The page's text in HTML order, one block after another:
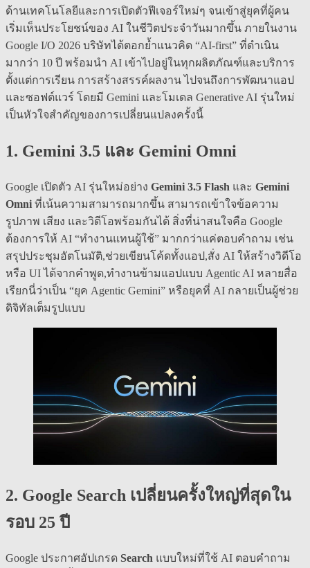
ด้านเทคโนโลยีและการเปิดตัวฟีเจอร์ใหม่ๆ จนเข้าสู่ยุคที่ผู้คน
เริ่มเห็นประโยชน์ของ AI ในชีวิตประจำวันมากขึ้น ภายในงาน
Google I/O 2026 บริษัทได้ตอกย้ำแนวคิด “AI-first” ที่ดำเนิน
มากว่า 10 ปี พร้อมนำ AI เข้าไปอยู่ในทุกผลิตภัณฑ์และบริการ
ตั้งแต่การเรียน การสร้างสรรค์ผลงาน ไปจนถึงการพัฒนาแอป
และซอฟต์แวร์ โดยมี Gemini และโมเดล Generative AI รุ่นใหม่
เป็นหัวใจสำคัญของการเปลี่ยนแปลงครั้งนี้
1. Gemini 3.5 และ Gemini Omni
Google เปิดตัว AI รุ่นใหม่อย่าง Gemini 3.5 Flash และ Gemini
Omni ที่เน้นความสามารถมากขึ้น สามารถเข้าใจข้อความ
รูปภาพ เสียง และวิดีโอพร้อมกันได้ สิ่งที่น่าสนใจคือ Google
ต้องการให้ AI “ทำงานแทนผู้ใช้” มากกว่าแค่ตอบคำถาม เช่น
สรุปประชุมอัตโนมัติ,ช่วยเขียนโค้ดทั้งแอป,สั่ง AI ให้สร้างวิดีโอ
หรือ UI ได้จากคำพูด,ทำงานข้ามแอปแบบ Agentic AI หลายสื่อ
เรียกนี่ว่าเป็น “ยุค Agentic Gemini” หรือยุคที่ AI กลายเป็นผู้ช่วย
ดิจิทัลเต็มรูปแบบ
2. Google Search เปลี่ยนครั้งใหญ่ที่สุดใน
รอบ 25 ปี
Google ประกาศอัปเกรด Search แบบใหม่ที่ใช้ AI ตอบคำถาม